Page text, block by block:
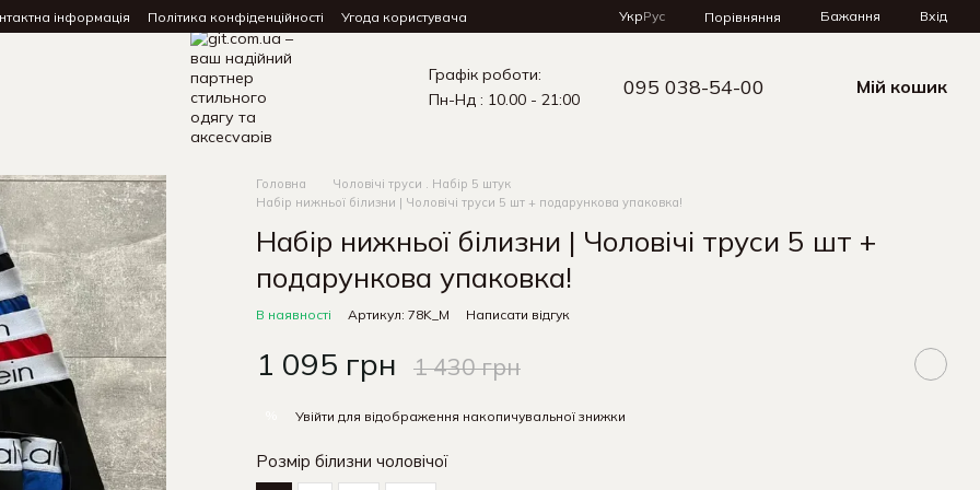
інформація Політика конфіденційності Угода користувача УкрРус Порівняння Бажання Вхід
Графік роботи:
Пн-Нд : 10.00 - 21:00
095 038-54-00 Мій кошик
Головна
Чоловічі труси . Набір 5 штук
Набір нижньої білизни | Чоловічі труси 5 шт + подарункова упаковка!
Набір нижньої білизни | Чоловічі труси 5 шт +
подарункова упаковка!
В наявності Артикул: 78K_M Написати відгук
1 095 грн 1 430 грн
Увійти для відображення накопичувальної знижки
Розмір білизни чоловічої